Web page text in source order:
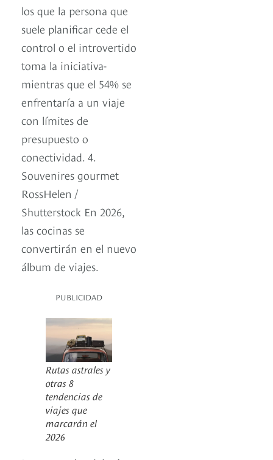
los que la persona que
suele planificar cede el
control o el introvertido
toma la iniciativa-
mientras que el 54% se
enfrentaría a un viaje
con límites de
presupuesto o
conectividad. 4.
Souvenires gourmet
RossHelen /
Shutterstock En 2026,
las cocinas se
convertirán en el nuevo
álbum de viajes.
PUBLICIDAD
Rutas astrales y
otras 8
tendencias de
viajes que
marcarán el
2026